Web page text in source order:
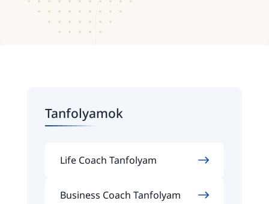
Tanfolyamok
Life Coach Tanfolyam
Business Coach Tanfolyam